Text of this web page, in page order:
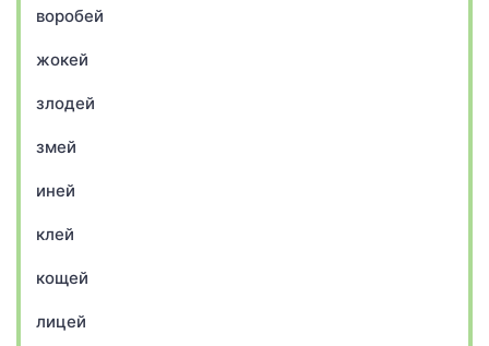
воробей
жокей
злодей
змей
иней
клей
кощей
лицей